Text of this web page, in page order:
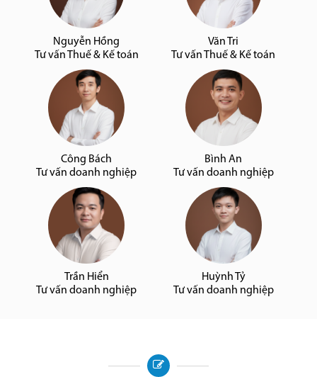
Nguyễn Hồng
Tư vấn Thuế & Kế toán
Văn Tri
Tư vấn Thuế & Kế toán
Công Bách
Tư vấn doanh nghiệp
Bình An
Tư vấn doanh nghiệp
Trần Hiển
Tư vấn doanh nghiệp
Huỳnh Tỷ
Tư vấn doanh nghiệp